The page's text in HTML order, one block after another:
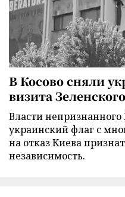
В Косово сняли
визита
Власти
украинский флаг с
на отказ Киева
независимость.